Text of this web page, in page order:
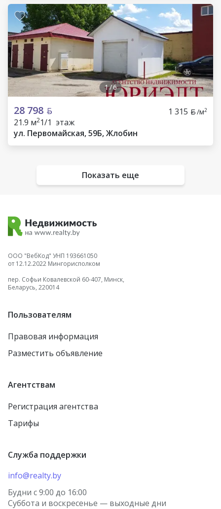
1/6
28 798 1 315 /м2
21.9 м21/1 этаж
ул. Первомайская, 59Б, Жлобин
Показать еще
ООО "ВебКод" УНП 193661050
от 12.12.2022 Мингорисполком
пер. Софьи Ковалевской 60-407, Минск,
Беларусь, 220014
Пользователям
Правовая информация
Разместить объявление
Агентствам
Регистрация агентства
Тарифы
Служба поддержки
info@realty.by
Будни с 9:00 до 16:00
Суббота и воскресенье — выходные дни